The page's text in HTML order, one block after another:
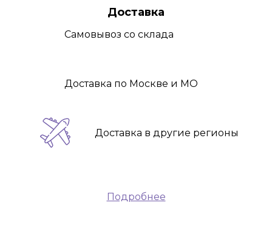
Доставка
Самовывоз со склада
Доставка по Москве и МО
Доставка в другие регионы
Подробнее